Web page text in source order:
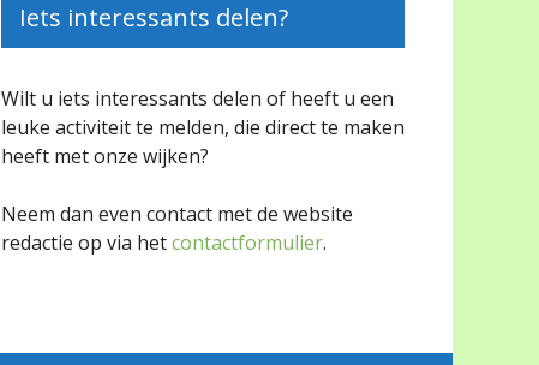
Iets interessants delen?
Wilt u iets interessants delen of heeft u een
leuke activiteit te melden, die direct te maken
heeft met onze wijken?
Neem dan even contact met de website
redactie op via hetcontactformulier.